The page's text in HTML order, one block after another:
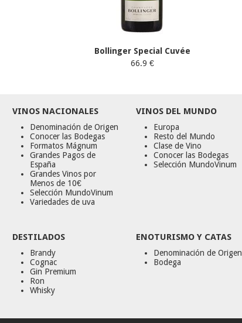
Bollinger Special Cuvée
66.9 €
VINOS NACIONALES
Denominación de Origen
Conocer las Bodegas
Formatos Mágnum
Grandes Pagos de
España
Grandes Vinos por
Menos de 10€
Selección MundoVinum
Variedades de uva
VINOS DEL MUNDO
Europa
Resto del Mundo
Clase de Vino
Conocer las Bodegas
Selección MundoVinum
DESTILADOS
Brandy
Cognac
Gin Premium
Ron
Whisky
ENOTURISMO Y CATAS
Denominación de Origen
Bodega